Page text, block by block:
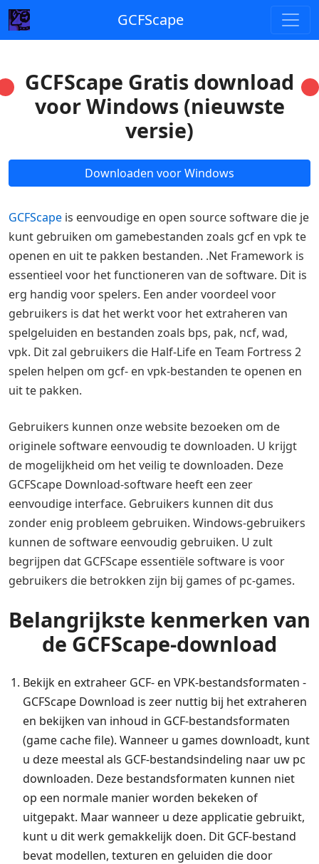
GCFScape
GCFScape Gratis download
voor Windows (nieuwste
versie)
Downloaden voor Windows
GCFScape is eenvoudige en open source software die je
kunt gebruiken om gamebestanden zoals gcf en vpk te
openen en uit te pakken bestanden. .Net Framework is
essentieel voor het functioneren van de software. Dit is
erg handig voor spelers. Een ander voordeel voor
gebruikers is dat het werkt voor het extraheren van
spelgeluiden en bestanden zoals bps, pak, ncf, wad,
vpk. Dit zal gebruikers die Half-Life en Team Fortress 2
spelen helpen om gcf- en vpk-bestanden te openen en
uit te pakken.
Gebruikers kunnen onze website bezoeken om de
originele software eenvoudig te downloaden. U krijgt
de mogelijkheid om het veilig te downloaden. Deze
GCFScape Download-software heeft een zeer
eenvoudige interface. Gebruikers kunnen dit dus
zonder enig probleem gebruiken. Windows-gebruikers
kunnen de software eenvoudig gebruiken. U zult
begrijpen dat GCFScape essentiële software is voor
gebruikers die betrokken zijn bij games of pc-games.
Belangrijkste kenmerken van
de GCFScape-download
Bekijk en extraheer GCF- en VPK-bestandsformaten -
GCFScape Download is zeer nuttig bij het extraheren
en bekijken van inhoud in GCF-bestandsformaten
(game cache file). Wanneer u games downloadt, kunt
u deze meestal als GCF-bestandsindeling naar uw pc
downloaden. Deze bestandsformaten kunnen niet
op een normale manier worden bekeken of
uitgepakt. Maar wanneer u deze applicatie gebruikt,
kunt u dit werk gemakkelijk doen. Dit GCF-bestand
bevat modellen, texturen en geluiden die door